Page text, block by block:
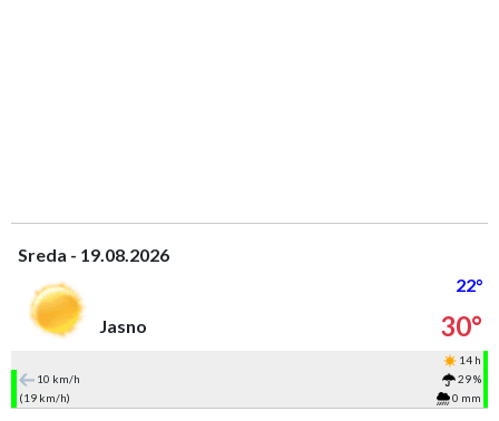
Sreda - 19.08.2026
22°
Jasno
30°
14 h
10 km/h
29 %
(19 km/h)
0 mm